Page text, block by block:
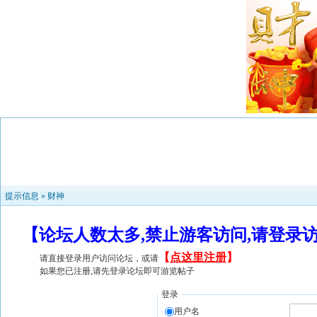
提示信息 » 财神
【论坛人数太多,禁止游客访问,请登
请直接登录用户访问论坛，或请 【 点这里注册】
如果您已注册,请先登录论坛即可游览帖子
登录
用户名